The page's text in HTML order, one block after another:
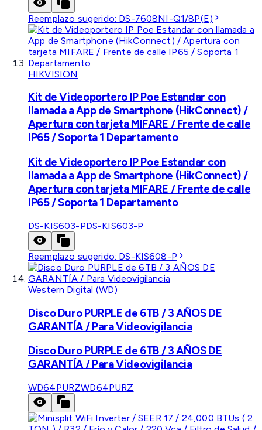
Reemplazo sugerido: DS-7608NI-Q1/8P(E)
HIKVISION
Kit de Videoportero IP Poe Estandar con
llamada a App de Smartphone (HikConnect) /
Apertura con tarjeta MIFARE / Frente de calle
IP65 / Soporta 1 Departamento
Kit de Videoportero IP Poe Estandar con
llamada a App de Smartphone (HikConnect) /
Apertura con tarjeta MIFARE / Frente de calle
IP65 / Soporta 1 Departamento
DS-KIS603-PDS-KIS603-P
Reemplazo sugerido: DS-KIS608-P
Western Digital (WD)
Disco Duro PURPLE de 6TB / 3 AÑOS DE
GARANTÍA / Para Videovigilancia
Disco Duro PURPLE de 6TB / 3 AÑOS DE
GARANTÍA / Para Videovigilancia
WD64PURZWD64PURZ